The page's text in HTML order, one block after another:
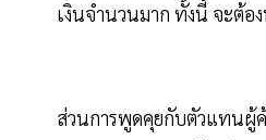
เงินจำนวนมาก ทั้งนี้ จะต้อ
ส่วนการพูดคุยกับตัวแทนผู้ค้